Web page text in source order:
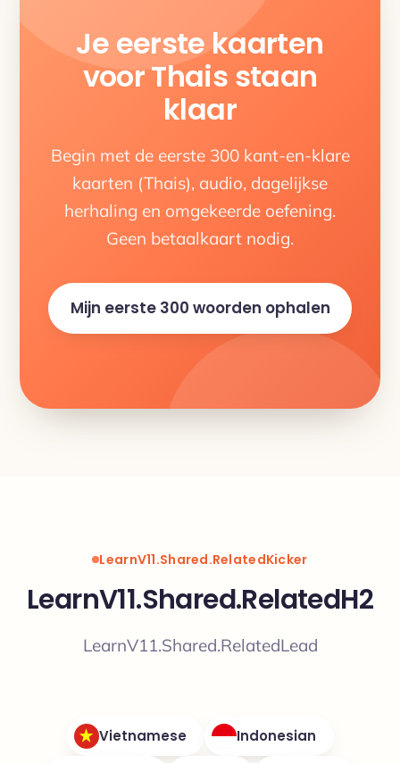
Je eerste kaarten
voor Thais staan
klaar
Begin met de eerste 300 kant-en-klare
kaarten (Thais), audio, dagelijkse
herhaling en omgekeerde oefening.
Geen betaalkaart nodig.
Mijn eerste 300 woorden ophalen
LearnV11.Shared.RelatedKicker
LearnV11.Shared.RelatedH2
LearnV11.Shared.RelatedLead
Vietnamese Indonesian